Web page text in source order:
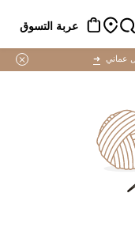
عربة التسوق
➜